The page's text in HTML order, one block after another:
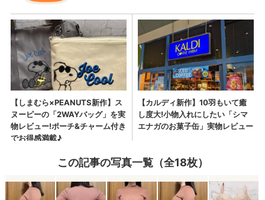
この記事の写真一覧（全18枚）